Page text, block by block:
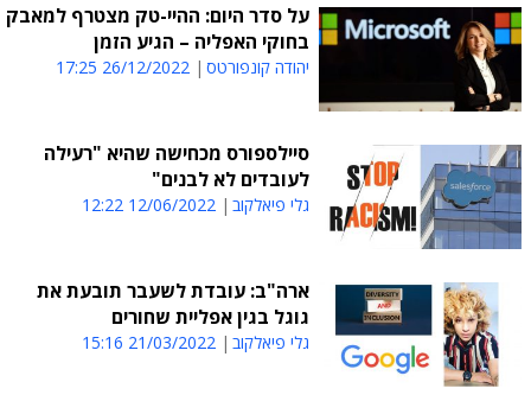
על סדר היום: ההיי-טק מצטרף למאבק
בחוקי האפליה – הגיע הזמן
יהודה קונפורטס 26/12/2022 17:25
סיילספורס מכחישה שהיא "רעילה
לעובדים לא לבנים"
גלי פיאלקוב 12/06/2022 12:22
ארה"ב: עובדת לשעבר תובעת את
גוגל בגין אפליית שחורים
גלי פיאלקוב 21/03/2022 15:16